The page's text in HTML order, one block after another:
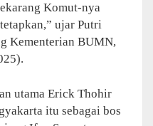
Komut-nya
ujar Putri
Kementerian BUMN,
utama Erick Thohir
itu sebagai bos